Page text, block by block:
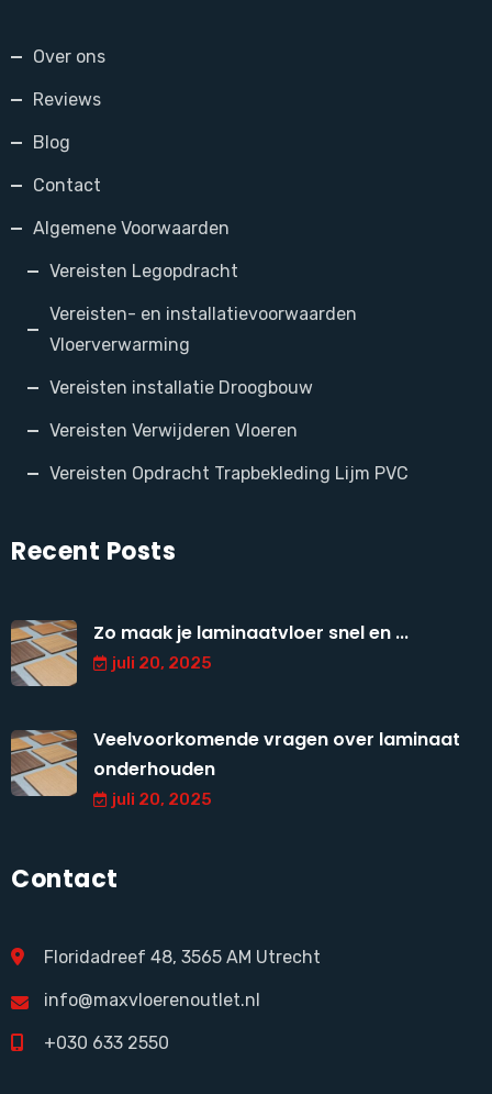
Over ons
Reviews
Blog
Contact
Algemene Voorwaarden
Vereisten Legopdracht
Vereisten- en installatievoorwaarden
Vloerverwarming
Vereisten installatie Droogbouw
Vereisten Verwijderen Vloeren
Vereisten Opdracht Trapbekleding Lijm PVC
Recent Posts
Zo maak je laminaatvloer snel en ...
juli 20, 2025
Veelvoorkomende vragen over laminaat
onderhouden
juli 20, 2025
Contact
Floridadreef 48, 3565 AM Utrecht
info@maxvloerenoutlet.nl
+030 633 2550